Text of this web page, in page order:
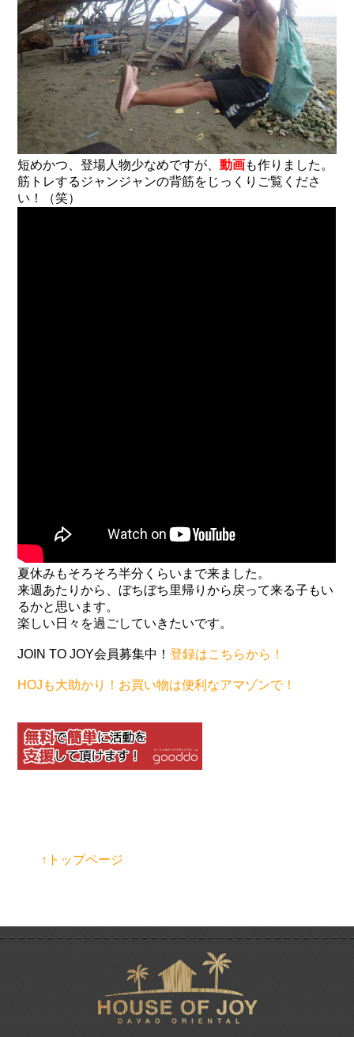
短めかつ、登場人物少なめですが、動画も作りました。
筋トレするジャンジャンの背筋をじっくりご覧くださ
い！（笑）
夏休みもそろそろ半分くらいまで来ました。
来週あたりから、ぼちぼち里帰りから戻って来る子もい
るかと思います。
楽しい日々を過ごしていきたいです。
JOIN TO JOY会員募集中！登録はこちらから！
HOJも大助かり！お買い物は便利なアマゾンで！
↑トップページ